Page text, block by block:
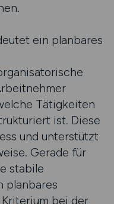
ein planbares
Tätigkeiten
ist. Diese
und unterstützt
Gerade für
stabile
planbares
bei der